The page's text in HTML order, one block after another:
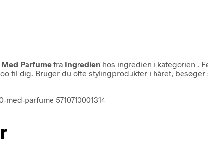
Parfume fra Ingredien hos ingredien i kategorien
.
til dig. Bruger du ofte stylingprodukter i håret,
parfume 5710710001314